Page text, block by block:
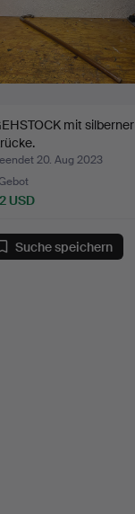
mit silberner
20. Aug 2023
USD
Suche speichern